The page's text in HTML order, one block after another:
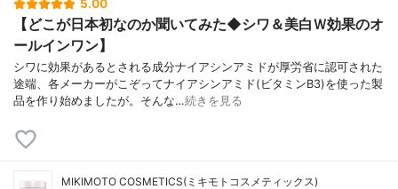
5.00
【どこが日本初なのか聞いてみた◆シワ＆美白Ｗ効果のオ
ールインワン】
シワに効果があるとされる成分ナイアシンアミドが厚労省に認可された
途端、各メーカーがこぞってナイアシンアミド(ビタミンB3)を使った製
品を作り始めましたが。そんな…続きを見る
MIKIMOTO COSMETICS(ミキモトコスメティックス)